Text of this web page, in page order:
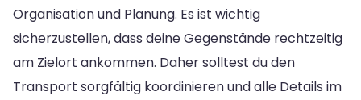
Organisation und Planung. Es ist wichtig
sicherzustellen, dass deine Gegenstände rechtzeitig
am Zielort ankommen. Daher solltest du den
Transport sorgfältig koordinieren und alle Details im